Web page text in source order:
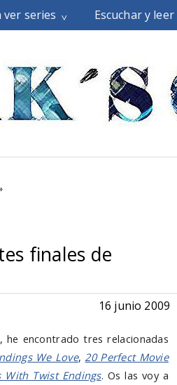
ver series Escuchar y
finales de
16 junio 2009
, he encontrado tres relacionadas
We Love,20 Perfect Movie
With Twist Endings. Os las voy a